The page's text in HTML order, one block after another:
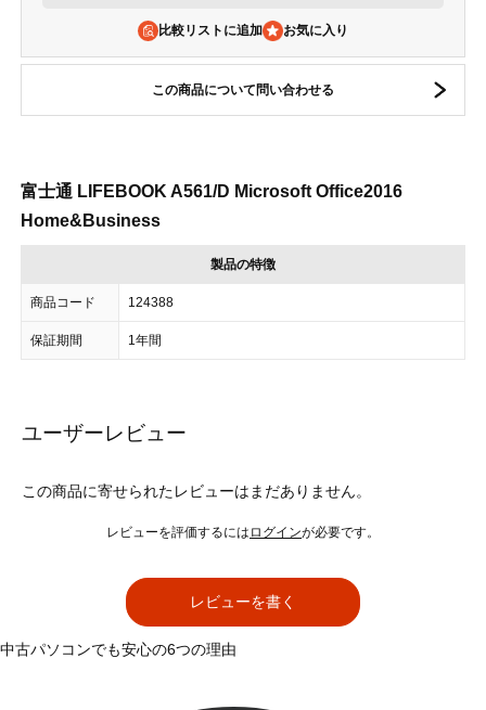
比較リストに追加
この商品について問い合わせる
富士通 LIFEBOOK A561/D Microsoft Office2016
Home&Business
製品の特徴
商品コード 124388
保証期間 1年間
ユーザーレビュー
この商品に寄せられたレビューはまだありません。
レビューを評価するには ログインが必要です。
レビューを書く
中古パソコンでも安心の6つの理由